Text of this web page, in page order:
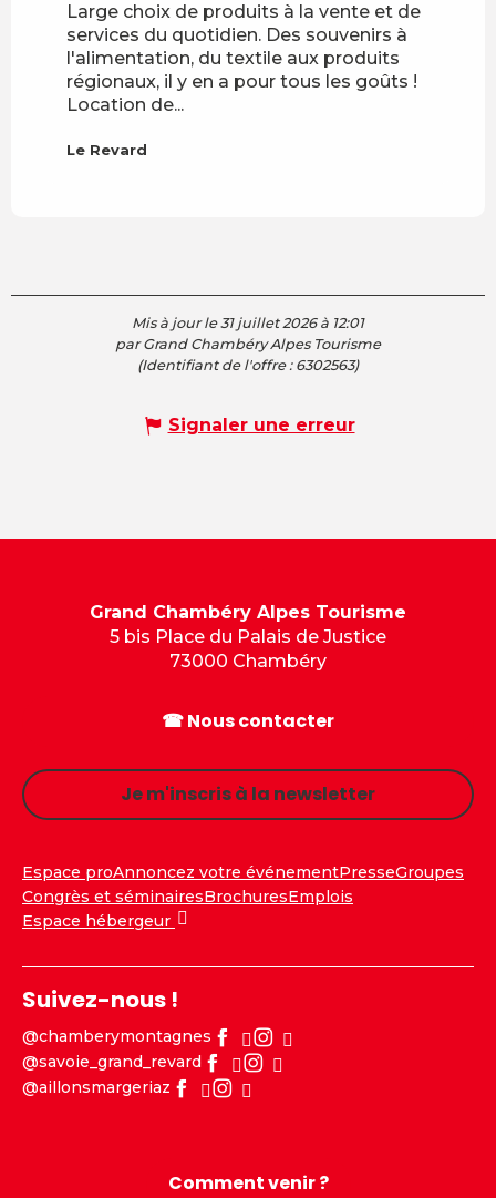
Large choix de produits à la vente et de
services du quotidien. Des souvenirs à
l'alimentation, du textile aux produits
régionaux, il y en a pour tous les goûts !
Location de...
Le Revard
Mis à jour le 31 juillet 2026 à 12:01
par Grand Chambéry Alpes Tourisme
(Identifiant de l'offre : 6302563)
Signaler une erreur
Grand Chambéry Alpes Tourisme
5 bis Place du Palais de Justice
73000 Chambéry
☎ Nous contacter
Je m'inscris à la newsletter
Espace proAnnoncez votre événementPresseGroupes
Congrès et séminairesBrochuresEmplois
Espace hébergeur
Suivez-nous !
@chamberymontagnes
@savoie_grand_revard
@aillonsmargeriaz
Comment venir ?